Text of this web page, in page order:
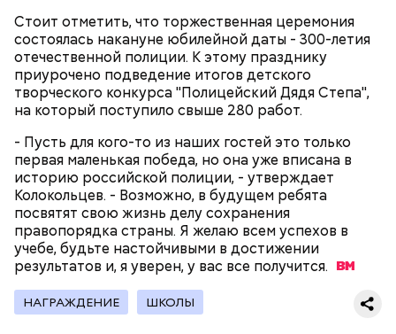
Стоит отметить, что торжественная церемония
состоялась накануне юбилейной даты - 300-летия
отечественной полиции. К этому празднику
приурочено подведение итогов детского
творческого конкурса "Полицейский Дядя Степа",
на который поступило свыше 280 работ.
- Пусть для кого-то из наших гостей это только
первая маленькая победа, но она уже вписана в
историю российской полиции, - утверждает
Колокольцев. - Возможно, в будущем ребята
посвятят свою жизнь делу сохранения
правопорядка страны. Я желаю всем успехов в
учебе, будьте настойчивыми в достижении
результатов и, я уверен, у вас все получится.
НАГРАЖДЕНИЕ ШКОЛЫ
А еще, удержав меч палача, святой Николай спас от
смерти трех мужей, невинно осужденных
корыстолюбивым градоначальником.
1 некрупное яблоко,
1 некрупный помидор,
2 корня сельдерея,
салатная заправка.